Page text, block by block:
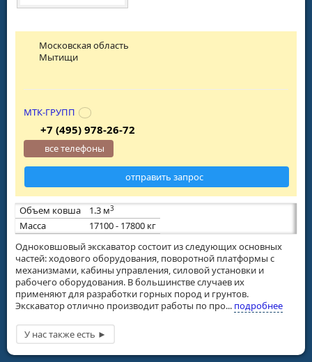
Объем ковша 1.3 м3
Масса
17100 - 17800 кг
Одноковшовый экскаватор состоит из следующих основных
частей: ходового оборудования, поворотной платформы с
механизмами, кабины управления, силовой установки и
рабочего оборудования. В большинстве случаев их
применяют для разработки горных пород и грунтов.
Экскаватор отлично производит работы по про... подробнее
Московская область
Мытищи
МТК-ГРУПП
+7 (495) 978-26-72
все телефоны
отправить запрос